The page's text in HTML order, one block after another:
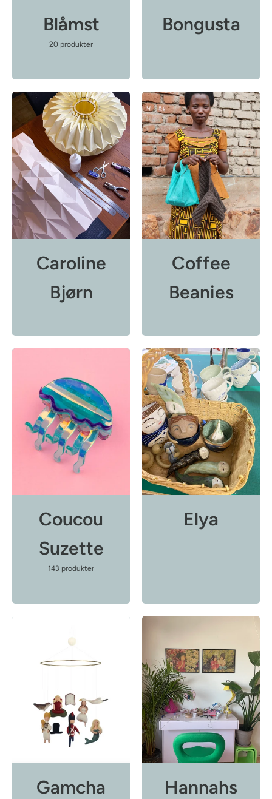
Blåmst
20 produkter
Bongusta
Caroline
Bjørn
Coffee
Beanies
Coucou
Suzette
143 produkter
Elya
Gamcha
Hannahs